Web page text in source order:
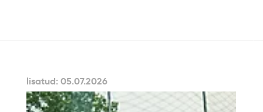
lisatud: 05.07.2026